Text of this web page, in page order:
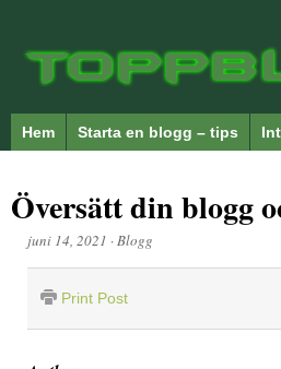
Hem Starta en blogg – tips
Översätt din blogg
juni 14, 2021 ·Blogg
Print Post